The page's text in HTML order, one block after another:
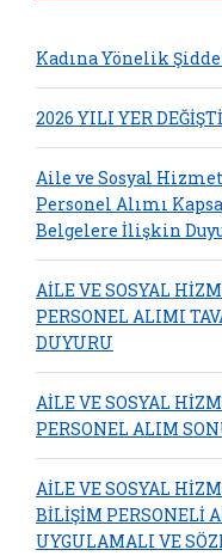
Kadına Yönelik
2026 YILI YER
Aile ve Sosyal
Personel Alımı
Belgelere İlişkin
AİLE VE SOSYAL
PERSONEL ALIMI
DUYURU
AİLE VE SOSYAL
PERSONEL ALIM
AİLE VE SOSYAL
BİLİŞİM PERSONELİ
UYGULAMALI VE